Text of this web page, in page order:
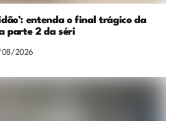
entenda o final trágico da
parte 2 da séri
2026